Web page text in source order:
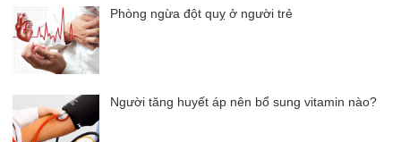
Phòng ngừa đột quỵ ở người trẻ
Người tăng huyết áp nên bổ sung vitamin nào?